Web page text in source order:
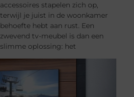
accessoires stapelen zich op,
terwijl je juist in de woonkamer
behoefte hebt aan rust. Een
zwevend tv-meubel is dan een
slimme oplossing: het